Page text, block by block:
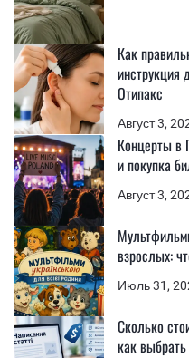
Август 3,
Как
инструкция
Отипакс
Август 3,
Концерты в
и покупка
Июль 31,
взрослых:
Сколько
как